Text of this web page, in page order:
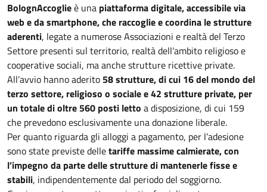
BolognAccoglieè una piattaforma digitale, accessibile via
web e da smartphone, che raccoglie e coordina le strutture
aderenti, legate a numerose Associazioni e realtà del Terzo
Settore presenti sul territorio, realtà dell’ambito religioso e
cooperative sociali, ma anche strutture ricettive private.
All’avvio hanno aderito 58 strutture, di cui 16 del mondo del
terzo settore, religioso o sociale e 42 strutture private, per
un totale di oltre 560 posti letto a disposizione, di cui 159
che prevedono esclusivamente una donazione liberale.
Per quanto riguarda gli alloggi a pagamento, per l’adesione
sono state previste delletariffe massime calmierate, con
l’impegno da parte delle strutture di mantenerle fisse e
stabili, indipendentemente dal periodo del soggiorno.